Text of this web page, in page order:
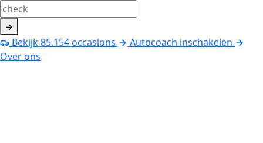
Bekijk85.154occasions
Autocoach inschakelen
Over ons